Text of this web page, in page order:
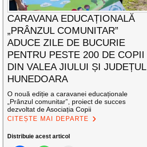
CARAVANA EDUCAȚIONALĂ
„PRÂNZUL COMUNITAR”
ADUCE ZILE DE BUCURIE
PENTRU PESTE 200 DE COPII
DIN VALEA JIULUI ȘI JUDEȚUL
HUNEDOARA
O nouă ediție a caravanei educaționale
„Prânzul comunitar”, proiect de succes
dezvoltat de Asociația Copii
CITEȘTE MAI DEPARTE
Distribuie acest articol